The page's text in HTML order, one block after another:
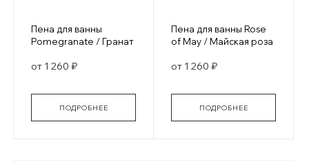
Пена для ванны
Pomegranate / Гранат
от 1 260 ₽
ПОДРОБНЕЕ
Пена для ванны Rose
of May / Майская роза
от 1 260 ₽
ПОДРОБНЕЕ